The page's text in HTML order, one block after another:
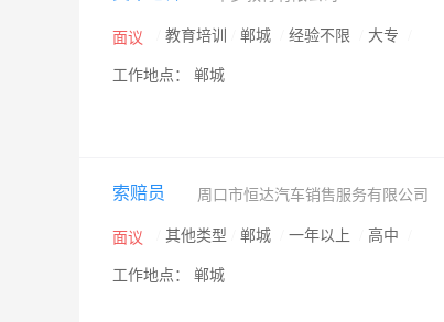
面议 教育培训 郸城 经验不限 大专
工作地点： 郸城
索赔员 周口市恒达汽车销售服务有限公司
面议 其他类型 郸城 一年以上 高中
工作地点： 郸城